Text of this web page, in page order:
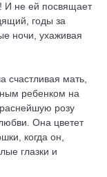
И не ей посвящает
годы за
ночи, ухаживая
счастливая мать,
ребенком на
розу
Она цветет
когда он,
глазки и